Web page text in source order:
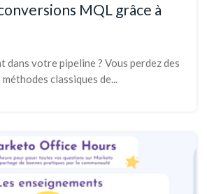
MQL grâce à
dans votre pipeline ? Vous perdez des
classiques de...